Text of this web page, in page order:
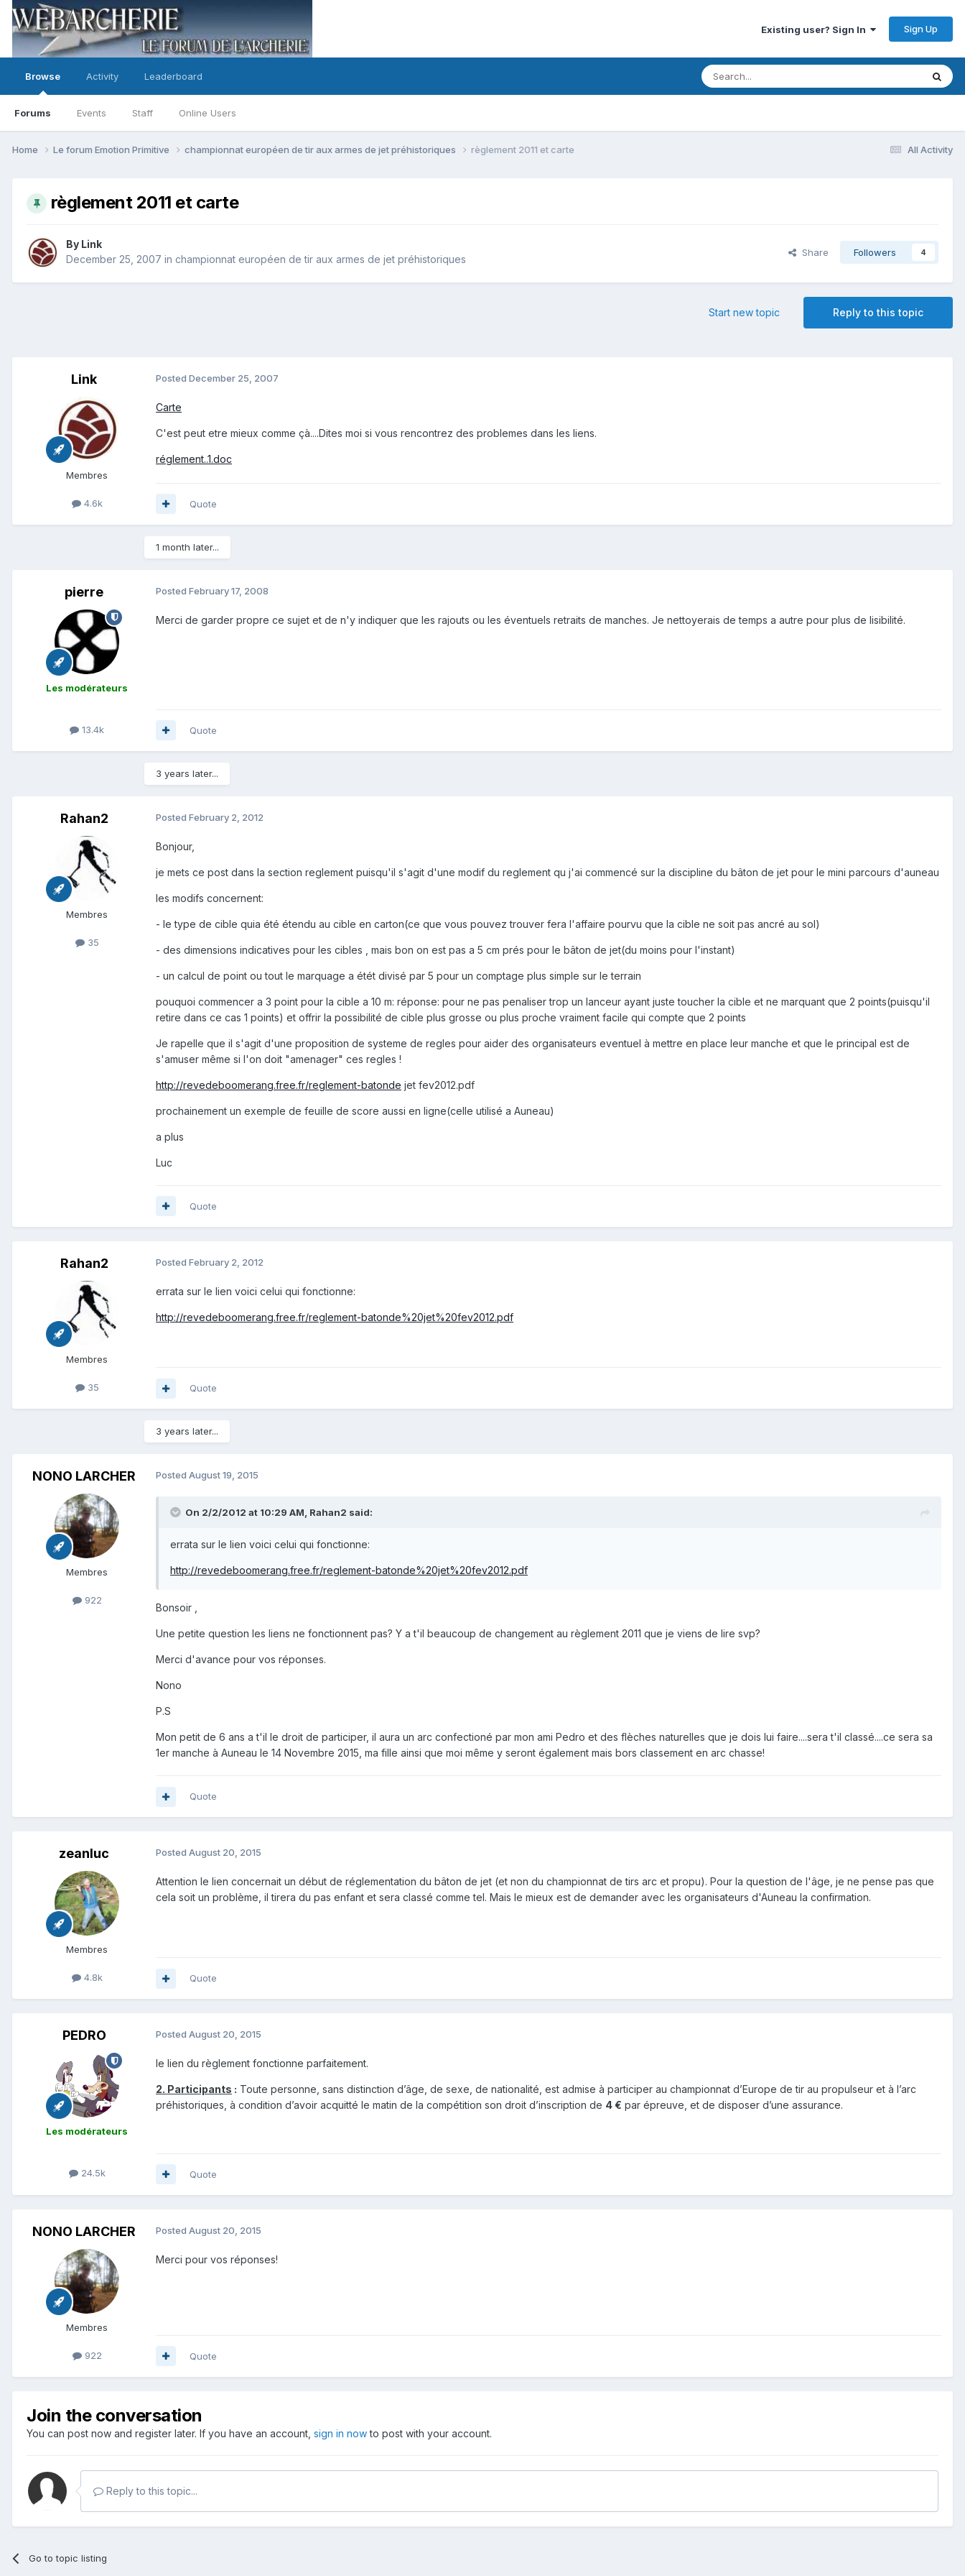
Existing user? Sign In Sign Up
Browse
Forums Events Staff Online Users
Activity Leaderboard
All Activity
Home Le forum Emotion Primitive championnat européen de tir aux armes de jet préhistoriques règlement 2011 et carte
règlement 2011 et carte
By Link
December 25, 2007 in championnat européen de tir aux armes de jet préhistoriques
Share Followers 4
Reply to this topic
Start new topic
Link
Membres
4.6k
Posted December 25, 2007
Carte
C'est peut etre mieux comme çà....Dites moi si vous rencontrez des problemes dans les liens.
réglement..1.doc
Quote
1 month later...
pierre
Les modérateurs
13.4k
Posted February 17, 2008
Merci de garder propre ce sujet et de n'y indiquer que les rajouts ou les éventuels retraits de manches. Je nettoyerais de temps a autre pour plus de lisibilité.
Quote
3 years later...
Rahan2
Membres
35
Posted February 2, 2012
Bonjour,
je mets ce post dans la section reglement puisqu'il s'agit d'une modif du reglement qu j'ai commencé sur la discipline du bâton de jet pour le mini parcours d'auneau
les modifs concernent:
- le type de cible quia été étendu au cible en carton(ce que vous pouvez trouver fera l'affaire pourvu que la cible ne soit pas ancré au sol)
- des dimensions indicatives pour les cibles , mais bon on est pas a 5 cm prés pour le bâton de jet(du moins pour l'instant)
- un calcul de point ou tout le marquage a étét divisé par 5 pour un comptage plus simple sur le terrain
pouquoi commencer a 3 point pour la cible a 10 m: réponse: pour ne pas penaliser trop un lanceur ayant juste toucher la cible et ne marquant que 2 points(puisqu'il
retire dans ce cas 1 points) et offrir la possibilité de cible plus grosse ou plus proche vraiment facile qui compte que 2 points
Je rapelle que il s'agit d'une proposition de systeme de regles pour aider des organisateurs eventuel à mettre en place leur manche et que le principal est de
s'amuser même si l'on doit "amenager" ces regles !
http://revedeboomerang.free.fr/reglement-batonde jet fev2012.pdf
prochainement un exemple de feuille de score aussi en ligne(celle utilisé a Auneau)
a plus
Luc
Quote
Rahan2
Membres
35
Posted February 2, 2012
errata sur le lien voici celui qui fonctionne:
http://revedeboomerang.free.fr/reglement-batonde%20jet%20fev2012.pdf
Quote
3 years later...
NONO LARCHER
Membres
922
Posted August 19, 2015
On 2/2/2012 at 10:29 AM, Rahan2 said:
errata sur le lien voici celui qui fonctionne:
http://revedeboomerang.free.fr/reglement-batonde%20jet%20fev2012.pdf
Bonsoir ,
Une petite question les liens ne fonctionnent pas? Y a t'il beaucoup de changement au règlement 2011 que je viens de lire svp?
Merci d'avance pour vos réponses.
Nono
P.S
Mon petit de 6 ans a t'il le droit de participer, il aura un arc confectioné par mon ami Pedro et des flèches naturelles que je dois lui faire....sera t'il classé....ce sera sa
1er manche à Auneau le 14 Novembre 2015, ma fille ainsi que moi même y seront également mais bors classement en arc chasse!
Quote
zeanluc
Membres
4.8k
Posted August 20, 2015
Attention le lien concernait un début de réglementation du bâton de jet (et non du championnat de tirs arc et propu). Pour la question de l'âge, je ne pense pas que
cela soit un problème, il tirera du pas enfant et sera classé comme tel. Mais le mieux est de demander avec les organisateurs d'Auneau la confirmation.
Quote
PEDRO
Les modérateurs
24.5k
Posted August 20, 2015
le lien du règlement fonctionne parfaitement.
2. Participants : Toute personne, sans distinction d’âge, de sexe, de nationalité, est admise à participer au championnat d’Europe de tir au propulseur et à l’arc
préhistoriques, à condition d’avoir acquitté le matin de la compétition son droit d’inscription de 4 € par épreuve, et de disposer d’une assurance.
Quote
NONO LARCHER
Membres
922
Posted August 20, 2015
Merci pour vos réponses!
Quote
Join the conversation
You can post now and register later. If you have an account, sign in nowto post with your account.
Reply to this topic...
Go to topic listing